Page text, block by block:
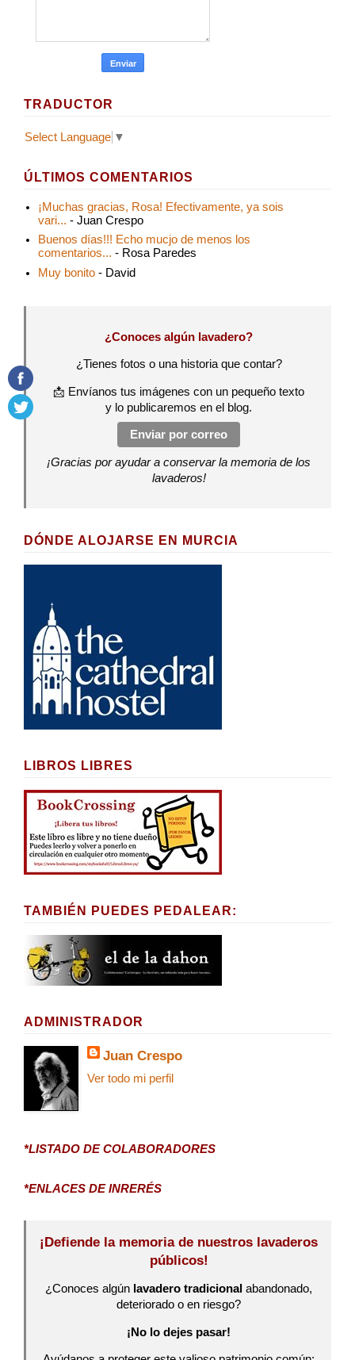
TRADUCTOR
Select Language ▼
ÚLTIMOS COMENTARIOS
¡Muchas gracias, Rosa! Efectivamente, ya sois
vari... - Juan Crespo
Buenos días!!! Echo mucjo de menos los
comentarios... - Rosa Paredes
Muy bonito - David
¿Conoces algún lavadero?
¿Tienes fotos o una historia que contar?
📩 Envíanos tus imágenes con un pequeño texto
y lo publicaremos en el blog.
Enviar por correo
¡Gracias por ayudar a conservar la memoria de los
lavaderos!
DÓNDE ALOJARSE EN MURCIA
LIBROS LIBRES
TAMBIÉN PUEDES PEDALEAR:
ADMINISTRADOR
Juan Crespo
Ver todo mi perfil
*LISTADO DE COLABORADORES
*ENLACES DE INRERÉS
¡Defiende la memoria de nuestros lavaderos
públicos!
¿Conoces algún lavadero tradicional abandonado,
deteriorado o en riesgo?
¡No lo dejes pasar!